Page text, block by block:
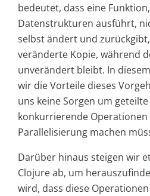
bedeutet, dass eine
Datenstrukturen ausführt,
selbst ändert und
veränderte Kopie, während
unverändert bleibt. In
wir die Vorteile dieses
uns keine Sorgen um
konkurrierende Operationen
Parallelisierung machen
Darüber hinaus steigen wir
Clojure ab, um
wird, dass diese